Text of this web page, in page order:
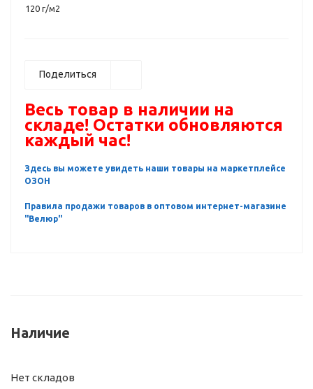
120 г/м2
Поделиться
Весь товар в наличии на
складе! Остатки обновляются
каждый час!
Здесь вы можете увидеть наши товары на маркетплейсе
ОЗОН
Правила продажи товаров в оптовом интернет-магазине
"Велюр"
Наличие
Нет складов